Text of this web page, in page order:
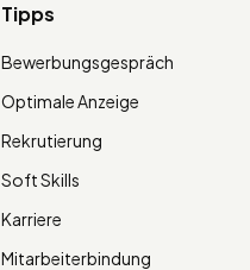
Tipps
Bewerbungsgespräch
Optimale Anzeige
Rekrutierung
Soft Skills
Karriere
Mitarbeiterbindung